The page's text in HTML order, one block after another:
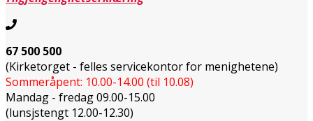
67 500 500
(Kirketorget - felles servicekontor for menighetene)
Sommeråpent: 10.00-14.00 (til 10.08)
Mandag - fredag 09.00-15.00
(lunsjstengt 12.00-12.30)